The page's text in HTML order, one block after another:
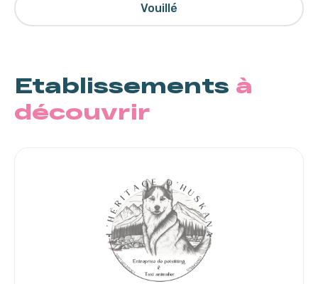
Vouillé
Etablissements à
découvrir